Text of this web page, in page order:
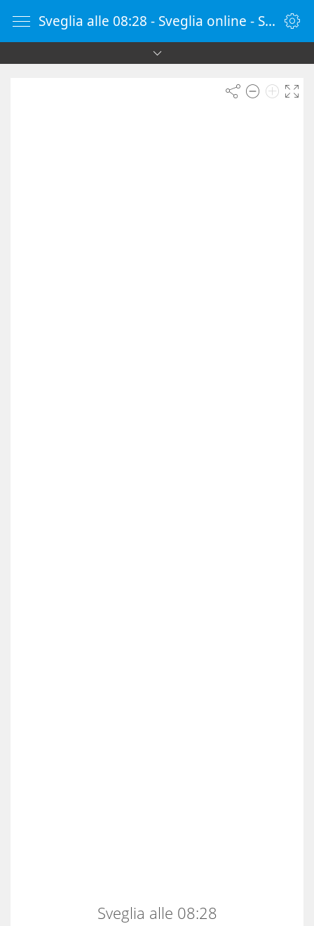
Sveglia alle 08:28 - Sveglia online - SvegliaOnline.it
Sveglia alle 08:28